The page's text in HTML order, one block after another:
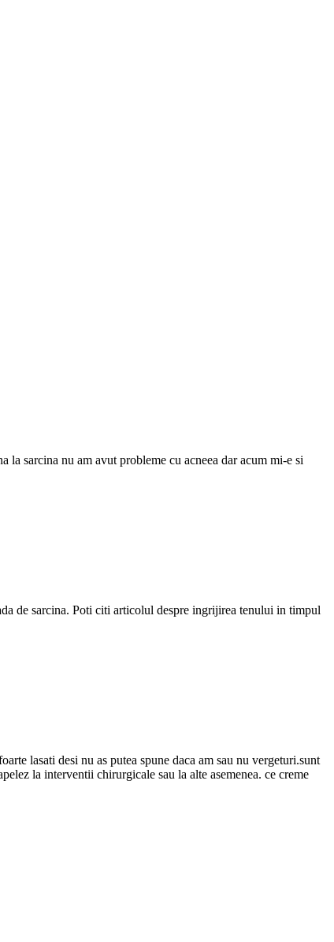
la sarcina nu am avut probleme cu acneea dar acum mi-e si
de sarcina. Poti citi articolul despre ingrijirea tenului in timpul
lasati desi nu as putea spune daca am sau nu vergeturi.sunt
la interventii chirurgicale sau la alte asemenea. ce creme